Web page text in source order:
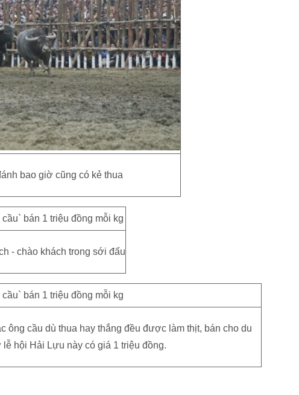
bao giờ cũng có kẻ thua
- chào khách trong sới đấu
ông cầu dù thua hay thắng đều được làm thịt, bán cho du
hội Hải Lựu này có giá 1 triệu đồng.